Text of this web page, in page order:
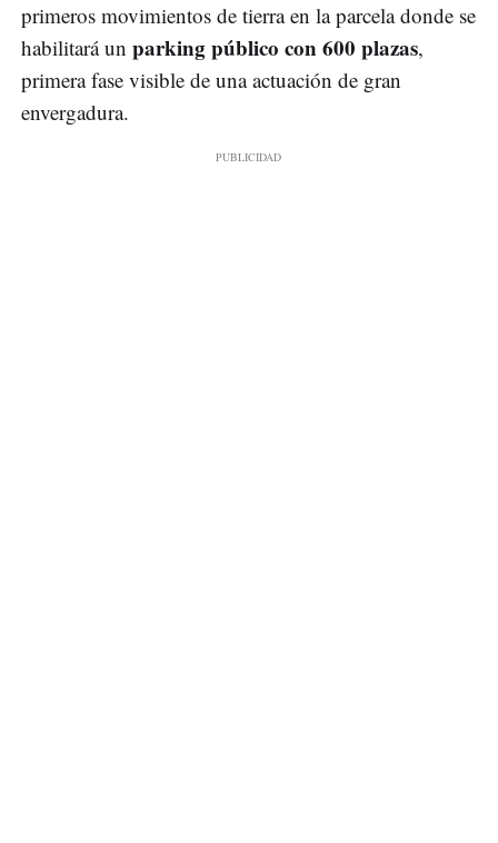
primeros movimientos de tierra en la parcela donde se
habilitará un parking público con 600 plazas,
primera fase visible de una actuación de gran
envergadura.